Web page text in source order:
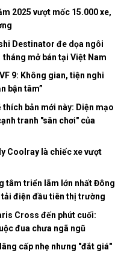
2025 vượt mốc 15.000 xe,
Destinator đe dọa ngôi
mở bán tại Việt Nam
9: Không gian, tiện nghi
bận tâm”
bản mới này: Diện mạo
tranh "sân chơi" của
Coolray là chiếc xe vượt
tâm triển lãm lớn nhất Đông
tải điện đầu tiên thị trường
Cross đến phút cuối:
đua chưa ngã ngũ
cấp nhẹ nhưng "đắt giá"